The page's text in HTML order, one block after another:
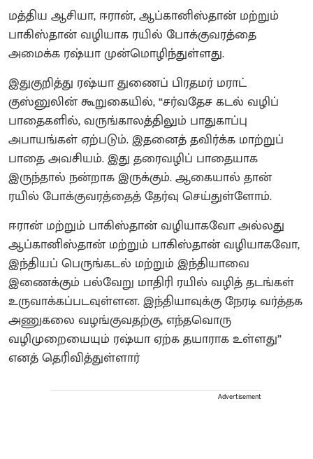
மத்திய ஆசியா, ஈரான், ஆப்கானிஸ்தான் மற்றும்
பாகிஸ்தான் வழியாக ரயில் போக்குவரத்தை
அமைக்க ரஷ்யா முன்மொழிந்துள்ளது.
இதுகுறித்து ரஷ்யா துணைப் பிரதமர் மராட்
குஸ்னுலின் கூறுகையில், “சர்வதேச கடல் வழிப்
பாதைகளில், வருங்காலத்திலும் பாதுகாப்பு
அபாயங்கள் ஏற்படும். இதனைத் தவிர்க்க மாற்றுப்
பாதை அவசியம். இது தரைவழிப் பாதையாக
இருந்தால் நன்றாக இருக்கும். ஆகையால் தான்
ரயில் போக்குவரத்தைத் தேர்வு செய்துள்ளோம்.
ஈரான் மற்றும் பாகிஸ்தான் வழியாகவோ அல்லது
ஆப்கானிஸ்தான் மற்றும் பாகிஸ்தான் வழியாகவோ,
இந்தியப் பெருங்கடல் மற்றும் இந்தியாவை
இணைக்கும் பல்வேறு மாதிரி ரயில் வழித் தடங்கள்
உருவாக்கப்படவுள்ளன. இந்தியாவுக்கு நேரடி வர்த்தக
அணுகலை வழங்குவதற்கு, எந்தவொரு
வழிமுறையையும் ரஷ்யா ஏற்க தயாராக உள்ளது”
எனத் தெரிவித்துள்ளார்
Advertisement